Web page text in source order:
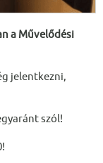
a Művelődési
jelentkezni,
szól!